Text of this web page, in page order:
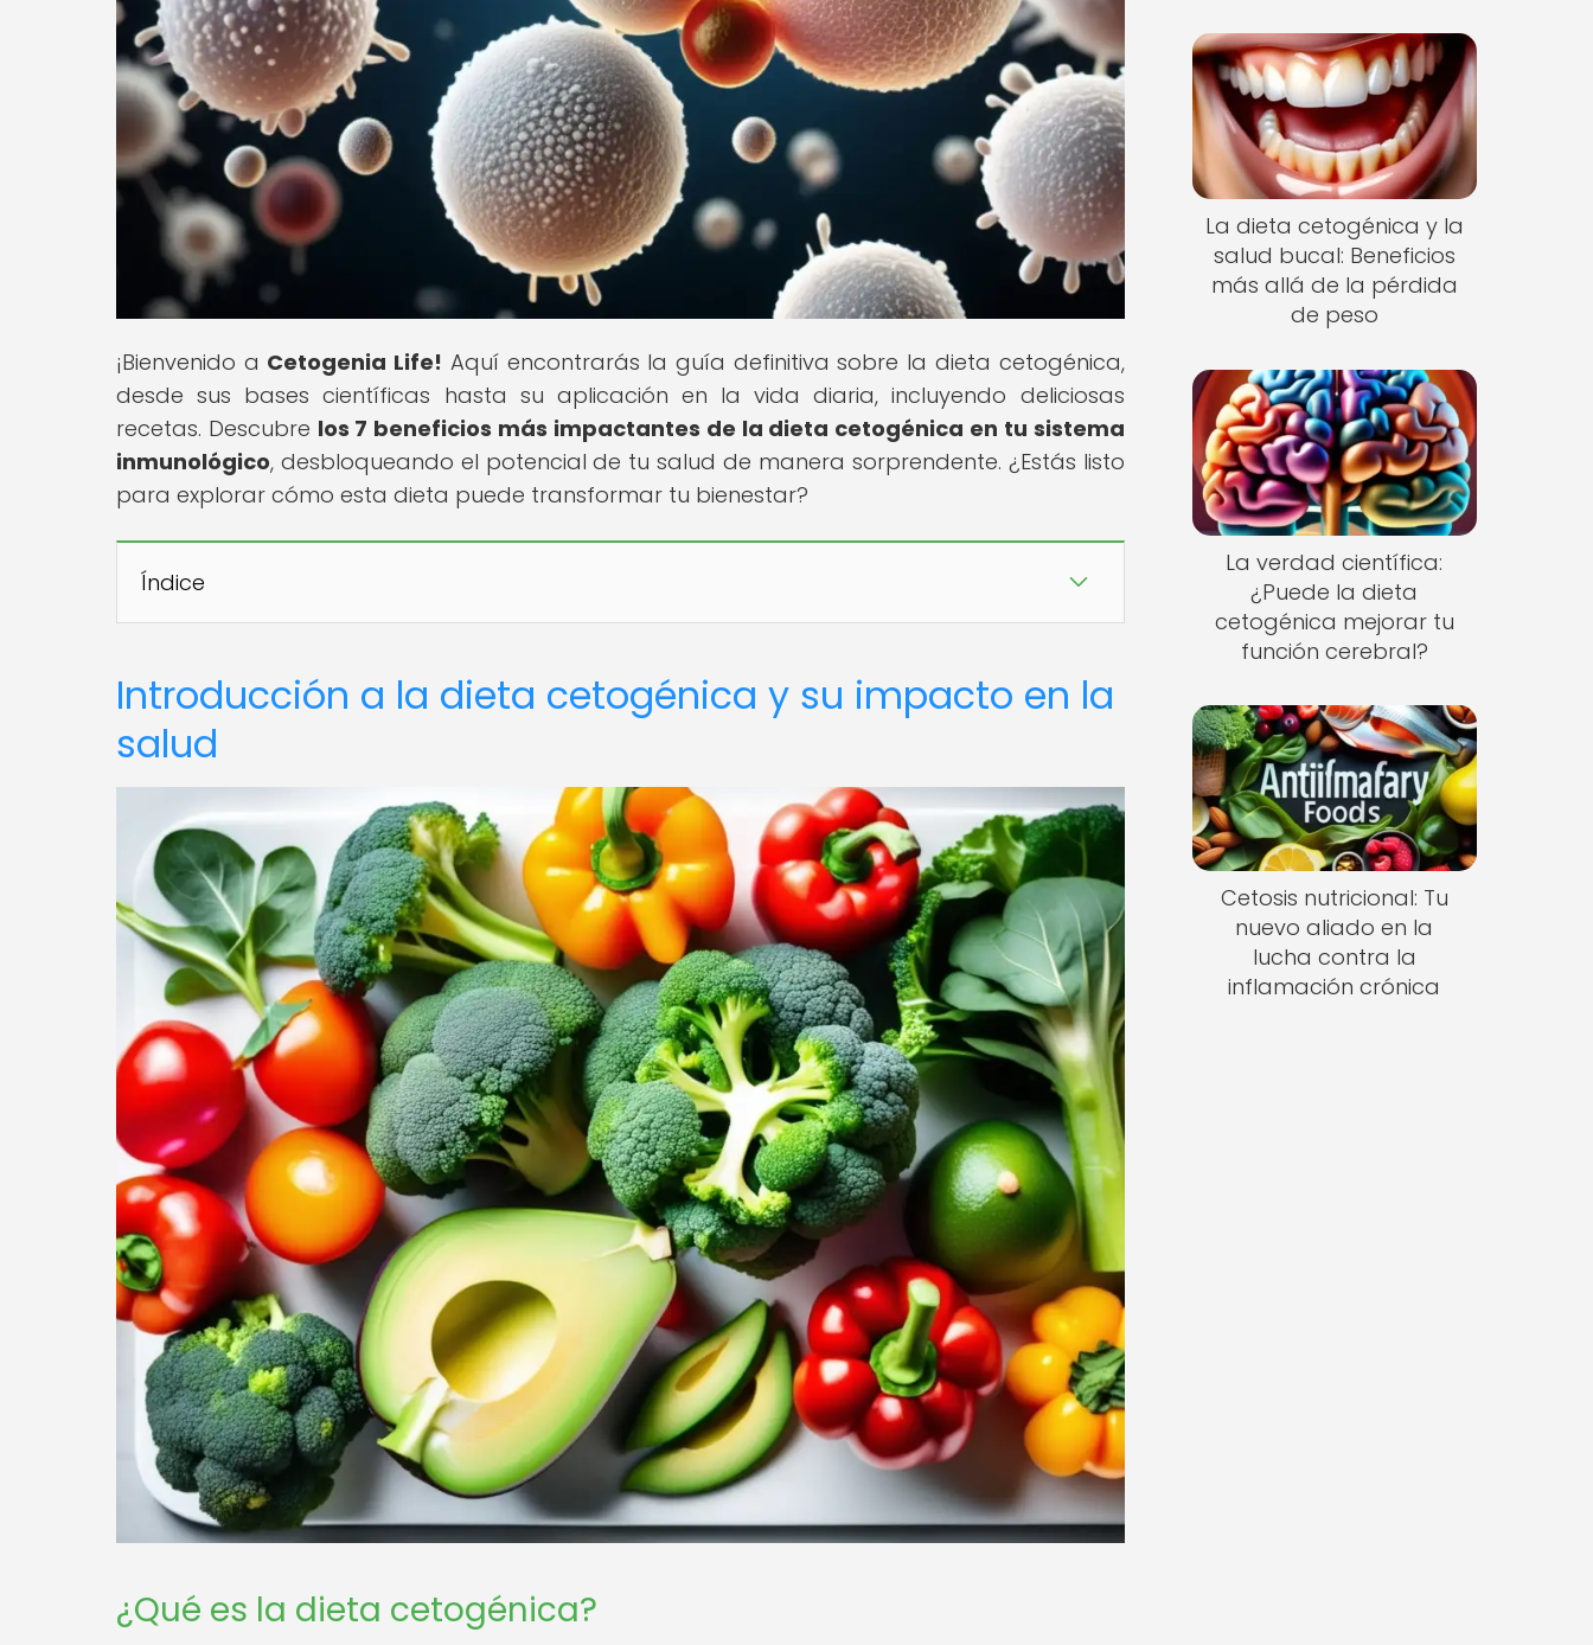
¡Bienvenido a Cetogenia Life! Aquí encontrarás la guía definitiva sobre la dieta cetogénica,
desde sus bases científicas hasta su aplicación en la vida diaria, incluyendo deliciosas
recetas. Descubre los 7 beneficios más impactantes de la dieta cetogénica en tu sistema
inmunológico, desbloqueando el potencial de tu salud de manera sorprendente. ¿Estás listo
para explorar cómo esta dieta puede transformar tu bienestar?
Índice
Introducción a la dieta cetogénica y su impacto en la
salud
¿Qué es la dieta cetogénica?
La dieta cetogénica y la
salud bucal: Beneficios
más allá de la pérdida
de peso
La verdad científica:
¿Puede la dieta
cetogénica mejorar tu
función cerebral?
Cetosis nutricional: Tu
nuevo aliado en la
lucha contra la
inflamación crónica